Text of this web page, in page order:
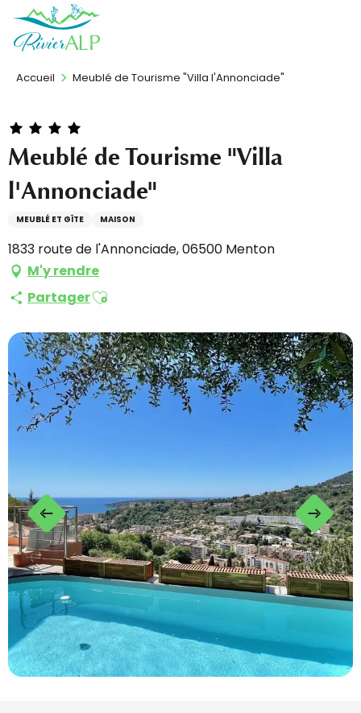
contenu
FR
Accueil Meublé de Tourisme "Villa l'Annonciade"
Meublé de Tourisme "Villa
l'Annonciade"
MEUBLÉ ET GÎTE MAISON
1833 route de l'Annonciade, 06500 Menton
M'y rendre
PartagerAjouter aux favoris